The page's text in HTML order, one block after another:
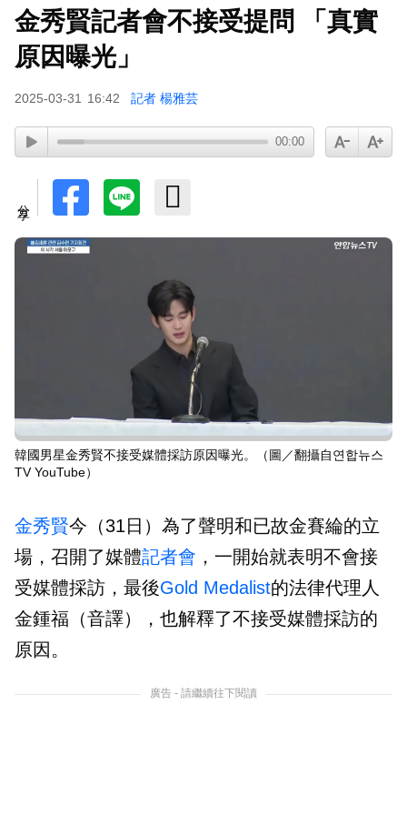
金秀賢記者會不接受提問 「真實
原因曝光」
2025-03-31 16:42 記者 楊雅芸
00:00
韓國男星金秀賢不接受媒體採訪原因曝光。（圖／翻攝自연합뉴스
TV YouTube）
金秀賢今（31日）為了聲明和已故金賽綸的立
場，召開了媒體記者會 ，一開始就表明不會接
受媒體採訪，最後Gold Medalist的法律代理人
金鍾福（音譯），也解釋了不接受媒體採訪的
原因。
廣告 - 請繼續往下閱讀